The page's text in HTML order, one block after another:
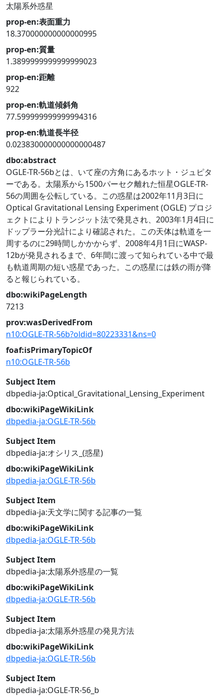
太陽系外惑星
prop-en:表面重力
18.370000000000000995
prop-en:質量
1.3899999999999999023
prop-en:距離
922
prop-en:軌道傾斜角
77.599999999999994316
prop-en:軌道長半径
0.023830000000000000487
dbo:abstract
OGLE-TR-56bとは、いて座の方角にあるホット・ジュピタ
ーである。太陽系から1500パーセク離れた恒星OGLE-TR-
56の周囲を公転している。この惑星は2002年11月3日に
Optical Gravitational Lensing Experiment (OGLE) プロジ
ェクトによりトランジット法で発見され、2003年1月4日に
ドップラー分光計により確認された。この天体は軌道を一
周するのに29時間しかかからず、2008年4月1日にWASP-
12bが発見されるまで、6年間に渡って知られている中で最
も軌道周期の短い惑星であった。この惑星には鉄の雨が降
ると報じられている。
dbo:wikiPageLength
7213
prov:wasDerivedFrom
n10:OGLE-TR-56b?oldid=80223331&ns=0
foaf:isPrimaryTopicOf
n10:OGLE-TR-56b
Subject Item
dbpedia-ja:Optical_Gravitational_Lensing_Experiment
dbo:wikiPageWikiLink
dbpedia-ja:OGLE-TR-56b
Subject Item
dbpedia-ja:オシリス_(惑星)
dbo:wikiPageWikiLink
dbpedia-ja:OGLE-TR-56b
Subject Item
dbpedia-ja:天文学に関する記事の一覧
dbo:wikiPageWikiLink
dbpedia-ja:OGLE-TR-56b
Subject Item
dbpedia-ja:太陽系外惑星の一覧
dbo:wikiPageWikiLink
dbpedia-ja:OGLE-TR-56b
Subject Item
dbpedia-ja:太陽系外惑星の発見方法
dbo:wikiPageWikiLink
dbpedia-ja:OGLE-TR-56b
Subject Item
dbpedia-ja:OGLE-TR-56_b